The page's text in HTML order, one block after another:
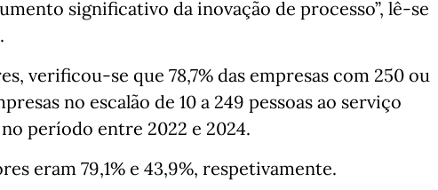
significativo da inovação de processo”, lê-se
verificou-se que 78,7% das empresas com 250 ou
no escalão de 10 a 249 pessoas ao serviço
período entre 2022 e 2024.
eram 79,1% e 43,9%, respetivamente.